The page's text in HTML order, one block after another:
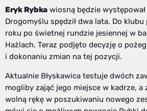
Eryk Rybka wiosną będzie
Drogomyślu spędził dwa lata. Do
roku po świetnej rundzie jesiennej w
Hażlach. Teraz podjęto decyzję o
i dokonaniu zmian na tej pozycji.
Aktualnie Błyskawica testuje dwóch
mogliby zająć jego miejsce w kadrze, a
wolną rękę w poszukiwaniu nowego